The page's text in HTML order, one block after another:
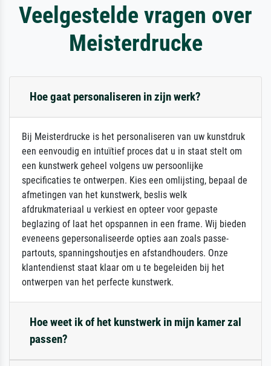
Veelgestelde vragen over
Meisterdrucke
Hoe gaat personaliseren in zijn werk?
Bij Meisterdrucke is het personaliseren van uw kunstdruk
een eenvoudig en intuïtief proces dat u in staat stelt om
een kunstwerk geheel volgens uw persoonlijke
specificaties te ontwerpen. Kies een omlijsting, bepaal de
afmetingen van het kunstwerk, beslis welk
afdrukmateriaal u verkiest en opteer voor gepaste
beglazing of laat het opspannen in een frame. Wij bieden
eveneens gepersonaliseerde opties aan zoals passe-
partouts, spanningshoutjes en afstandhouders. Onze
klantendienst staat klaar om u te begeleiden bij het
ontwerpen van het perfecte kunstwerk.
Hoe weet ik of het kunstwerk in mijn kamer zal
passen?